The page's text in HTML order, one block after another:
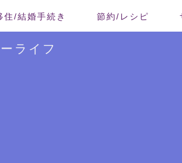
住/結婚手続き 節約/レシピ
ライフ